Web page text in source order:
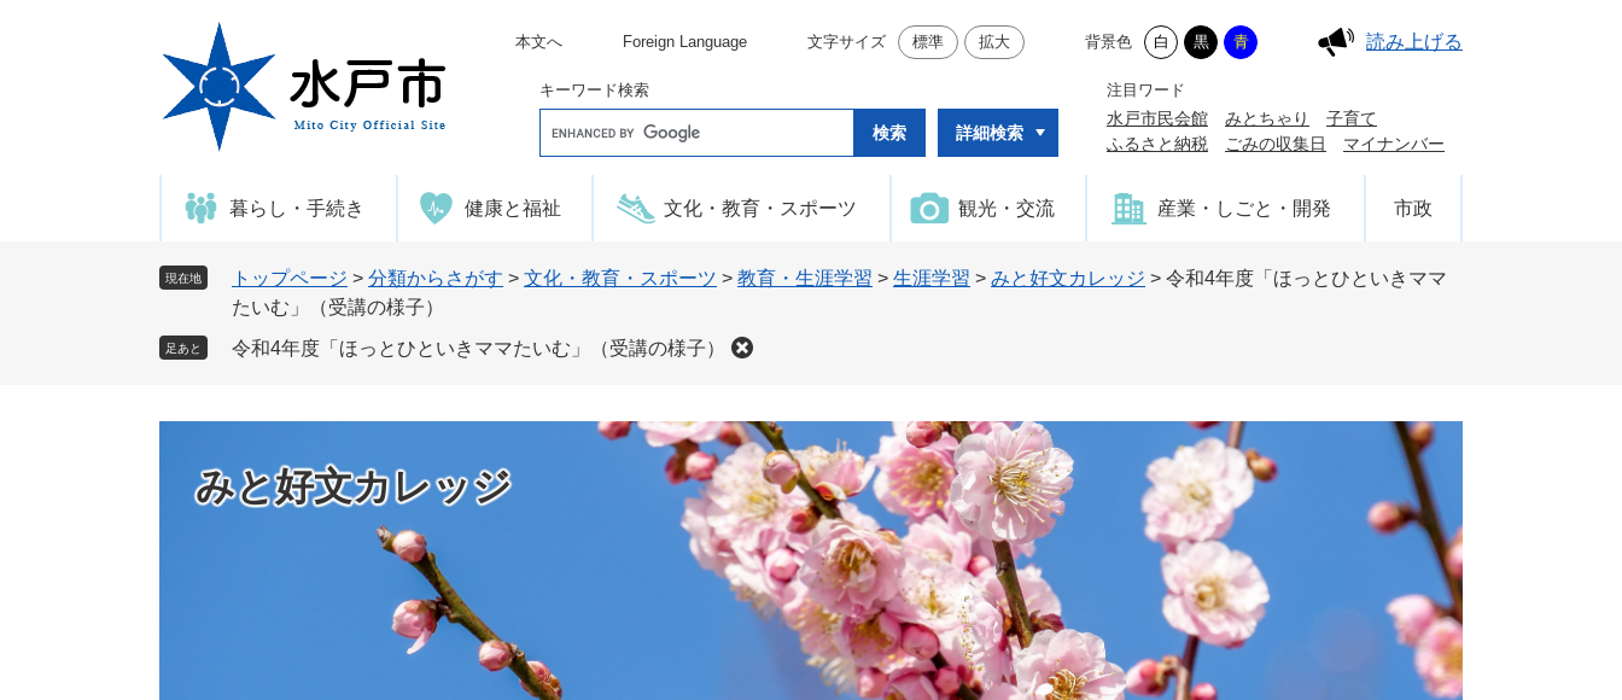
本文へ Foreign Language 文字サイズ 標準 拡大 背景色 白 黒 青 読み上げる
キーワード検索
o
e
タ
ム
詳細検索
注目ワード
水戸市民会館 みとちゃり
子育て
ふるさと納税
ごみの収集日 マイナンバー
暮らし・手続き 健康と福祉 文化・教育・スポーツ 観光・交流 産業・しごと・開発 市政
現在地 トップページ > 分類からさがす > 文化・教育・スポーツ > 教育・生涯学習 > 生涯学習 > みと好文カレッジ > 令和4年度「ほっとひといきママ
たいむ」（受講の様子）
足あと 令和4年度「ほっとひといきママたいむ」（受講の様子）
みと好文カレッジ